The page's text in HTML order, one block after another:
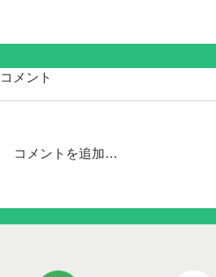
Point 8/23発売!!
コメント
コメントを追加…